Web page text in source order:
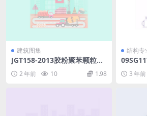
建筑图集
JGT158-2013胶粉聚苯颗粒外
2 年前 10 1.98
结构专
3 年前